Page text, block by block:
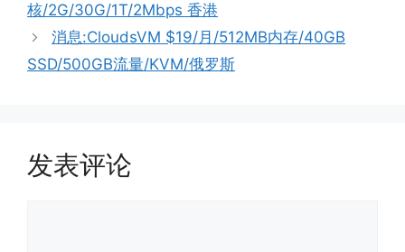
核/2G/30G/1T/2Mbps 香港
消息:CloudsVM $19/月/512MB内存/40GB
SSD/500GB流量/KVM/俄罗斯
发表评论